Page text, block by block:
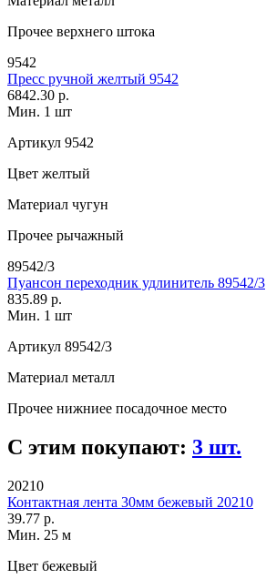
Прочее верхнего штока
9542
Пресс ручной желтый 9542
6842.30 р.
Мин. 1 шт
Артикул 9542
Цвет желтый
Материал чугун
Прочее рычажный
89542/3
Пуансон переходник удлинитель 89542/3
835.89 р.
Мин. 1 шт
Артикул 89542/3
Материал металл
Прочее нижниее посадочное место
С этим покупают: 3 шт.
20210
Контактная лента 30мм бежевый 20210
39.77 р.
Мин. 25 м
Цвет бежевый